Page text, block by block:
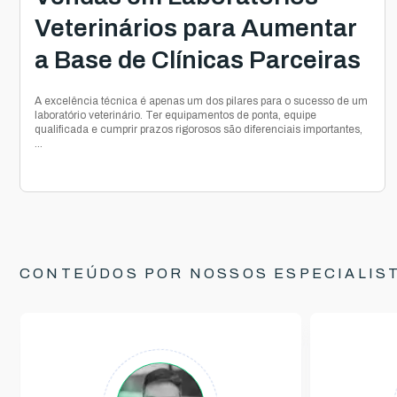
Veterinários para Aumentar
a Base de Clínicas Parceiras
A excelência técnica é apenas um dos pilares para o sucesso de um
laboratório veterinário. Ter equipamentos de ponta, equipe
qualificada e cumprir prazos rigorosos são diferenciais importantes,
...
CONTEÚDOS POR NOSSOS